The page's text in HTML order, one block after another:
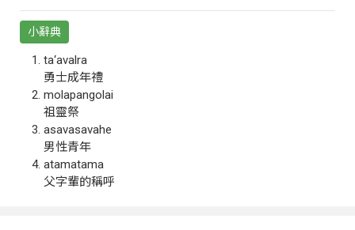
小辭典
ta‘avalra
勇士成年禮
molapangolai
祖靈祭
asavasavahe
男性青年
atamatama
父字輩的稱呼